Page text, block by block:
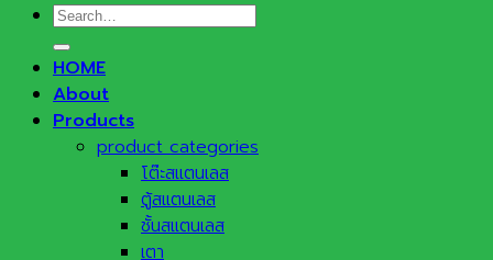
Search
for:
HOME
About
Products
product categories
โต๊ะสแตนเลส
ตู้สแตนเลส
ชั้นสแตนเลส
เตา